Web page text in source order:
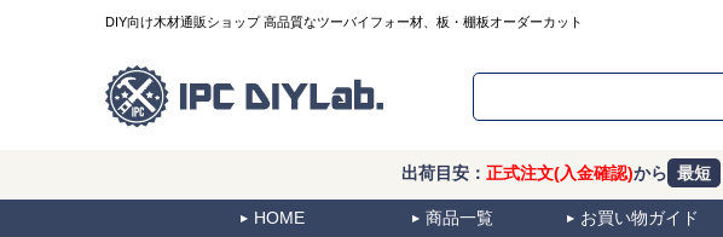
DIY向け木材通販ショップ 高品質なツーバイフォー材、板・棚板オーダーカット
出荷目安： 正式注文(入金確認)から 最短
HOME 商品一覧 お買い物ガイド